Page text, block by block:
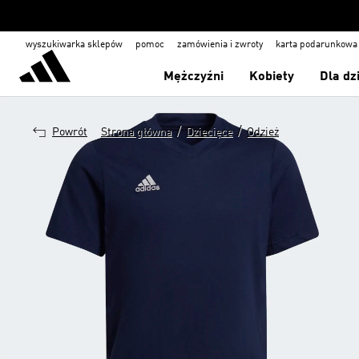
wyszukiwarka sklepów pomoc zamówienia i zwroty karta podarunkowa
Mężczyźni Kobiety Dla
Powrót Strona główna / Dziecięce / Odzież